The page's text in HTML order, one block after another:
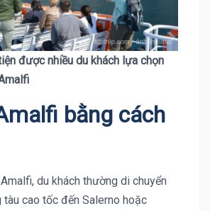
được nhiều du khách lựa chọn
bằng cách
du khách thường di chuyển
tàu cao tốc đến Salerno hoặc